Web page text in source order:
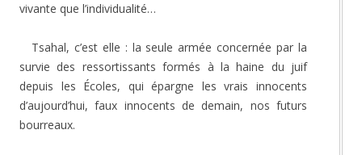
vivante que l’individualité…
Tsahal, c’est elle : la seule armée concernée par la
survie des ressortissants formés à la haine du juif
depuis les Écoles, qui épargne les vrais innocents
d’aujourd’hui, faux innocents de demain, nos futurs
bourreaux.